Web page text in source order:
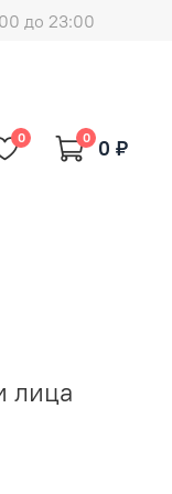
до 23:00
0 0 0 ₽
лица